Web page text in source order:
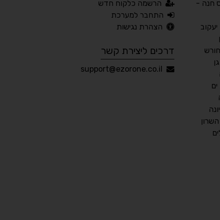
חנה -
הרשמה כלקוח חדש
התחבר למערכת
הצהרת נגישות
דרכים ליצירת קשר
support@ezorone.co.il
📖 דיסלקציה
🖱 מוטורי
English